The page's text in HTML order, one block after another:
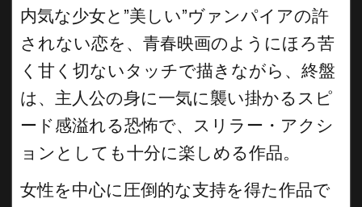
内気な少女と”美しい”ヴァンパイアの許
されない恋を、青春映画のようにほろ苦
く甘く切ないタッチで描きながら、終盤
は、主人公の身に一気に襲い掛かるスピ
ード感溢れる恐怖で、スリラー・アクシ
ョンとしても十分に楽しめる作品。
女性を中心に圧倒的な支持を得た作品で